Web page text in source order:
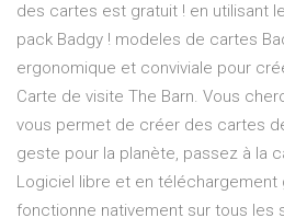
des cartes est gratuit ! en utilisant
pack Badgy ! modeles de cartes
ergonomique et conviviale pour
Carte de visite The Barn. Vous
vous permet de créer des cartes
geste pour la planète, passez à la
Logiciel libre et en téléchargement
fonctionne nativement sur tous les